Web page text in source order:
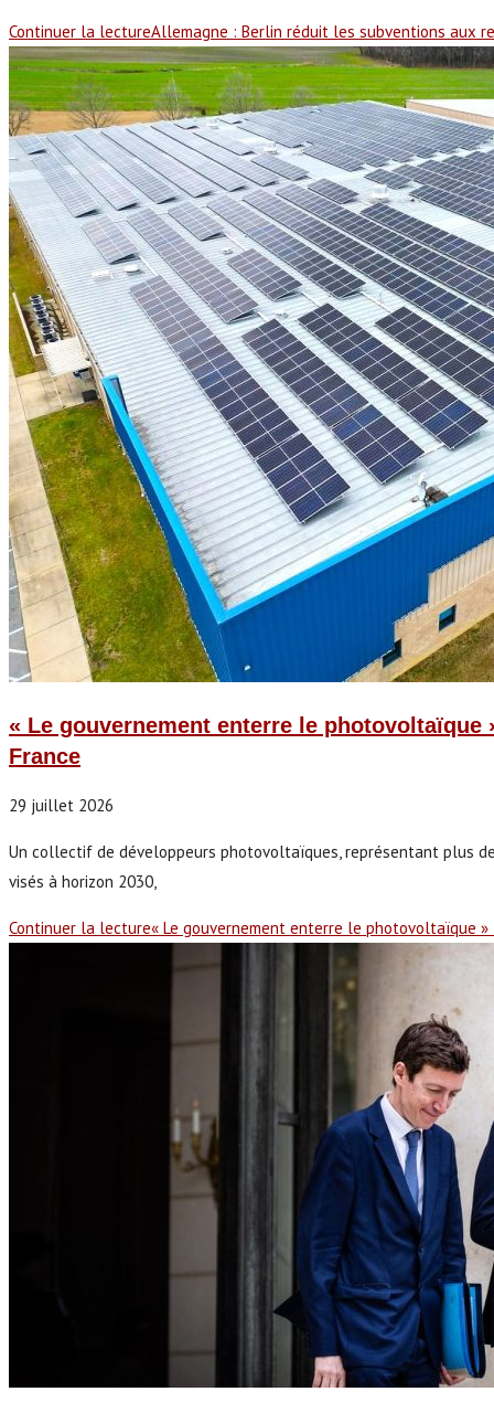
Continuer la lectureAllemagne : Berlin réduit les subventions aux
« Le gouvernement enterre le
France
29 juillet 2026
Un collectif de développeurs photovoltaïques, représentant plus
visés à horizon 2030,
Continuer la lecture« Le gouvernement enterre le photovoltaïque